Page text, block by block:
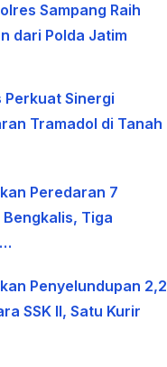
Sampang Raih
dari Polda Jatim
Perkuat Sinergi
Tramadol di Tanah
Peredaran 7
Tiga
Penyelundupan 2,2
SSK II, Satu Kurir